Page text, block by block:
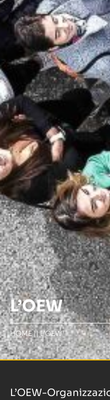
L’OEW
HOME||L’OEW
L’OEW-